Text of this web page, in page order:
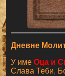
Дневне
У имеОца и
Слава Теби,